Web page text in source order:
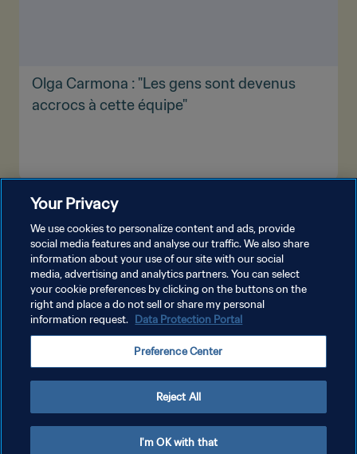
Olga Carmona : "Les gens sont devenus
accrocs à cette équipe"
POLITIQUE DE CONFIDENTIALITÉ
CONDITIONS D'UTILISATION
GÉRER VOS PRÉFÉRENCES SUR LES COOKIES
Copyright © 1994 - 2026 FIFA. Tous droits réservés.
Your Privacy
We use cookies to personalize content and ads, provide
social media features and analyse our traffic. We also share
information about your use of our site with our social
media, advertising and analytics partners. You can select
your cookie preferences by clicking on the buttons on the
right and place a do not sell or share my personal
information request. Data Protection Portal
Preference Center
Reject All
I'm OK with that